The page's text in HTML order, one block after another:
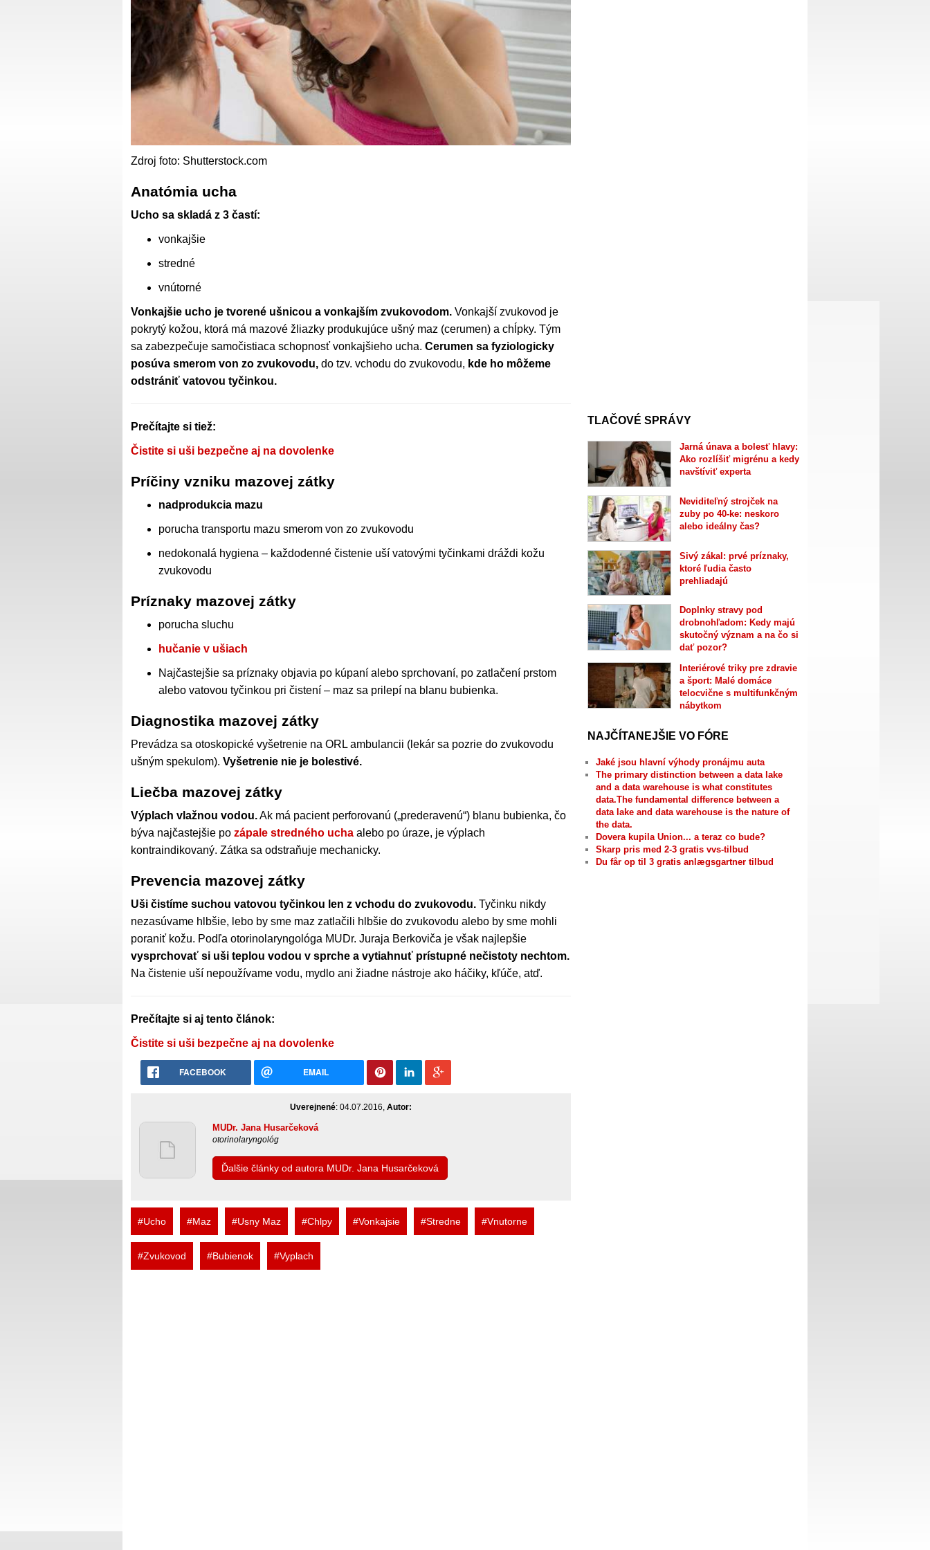
Zdroj foto: Shutterstock.com
Anatómia ucha
Ucho sa skladá z 3 častí:
vonkajšie
stredné
vnútorné
Vonkajšie ucho je tvorené ušnicou a vonkajším zvukovodom. Vonkajší zvukovod je
pokrytý kožou, ktorá má mazové žliazky produkujúce ušný maz (cerumen) a chĺpky. Tým
sa zabezpečuje samočistiaca schopnosť vonkajšieho ucha. Cerumen sa fyziologicky
posúva smerom von zo zvukovodu, do tzv. vchodu do zvukovodu, kde ho môžeme
odstrániť vatovou tyčinkou.
Prečítajte si tiež:
Čistite si uši bezpečne aj na dovolenke
Príčiny vzniku mazovej zátky
nadprodukcia mazu
porucha transportu mazu smerom von zo zvukovodu
nedokonalá hygiena – každodenné čistenie uší vatovými tyčinkami dráždi kožu
zvukovodu
Príznaky mazovej zátky
porucha sluchu
hučanie v ušiach
Najčastejšie sa príznaky objavia po kúpaní alebo sprchovaní, po zatlačení prstom
alebo vatovou tyčinkou pri čistení – maz sa prilepí na blanu bubienka.
Diagnostika mazovej zátky
Prevádza sa otoskopické vyšetrenie na ORL ambulancii (lekár sa pozrie do zvukovodu
ušným spekulom). Vyšetrenie nie je bolestivé.
Liečba mazovej zátky
Výplach vlažnou vodou.Ak má pacient perforovanú („prederavenú“) blanu bubienka, čo
býva najčastejšie po zápale stredného ucha alebo po úraze, je výplach
kontraindikovaný. Zátka sa odstraňuje mechanicky.
Prevencia mazovej zátky
Uši čistíme suchou vatovou tyčinkou len z vchodu do zvukovodu. Tyčinku nikdy
nezasúvame hlbšie, lebo by sme maz zatlačili hlbšie do zvukovodu alebo by sme mohli
poraniť kožu. Podľa otorinolaryngológa MUDr. Juraja Berkoviča je však najlepšie
vysprchovať si uši teplou vodou v sprche a vytiahnuť prístupné nečistoty nechtom.
Na čistenie uší nepoužívame vodu, mydlo ani žiadne nástroje ako háčiky, kľúče, atď.
Prečítajte si aj tento článok:
Čistite si uši bezpečne aj na dovolenke
FACEBOOK EMAIL
Uverejnené: 04.07.2016, Autor:
MUDr. Jana Husarčeková
otorinolaryngológ
Ďalšie články od autora MUDr. Jana Husarčeková
#Ucho #Maz #Usny Maz #Chlpy #Vonkajsie #Stredne #Vnutorne
#Zvukovod #Bubienok #Vyplach
TLAČOVÉ SPRÁVY
Jarná únava a bolesť hlavy:
Ako rozlíšiť migrénu a kedy
navštíviť experta
Neviditeľný strojček na
zuby po 40-ke: neskoro
alebo ideálny čas?
Sivý zákal: prvé príznaky,
ktoré ľudia často
prehliadajú
Doplnky stravy pod
drobnohľadom: Kedy majú
skutočný význam a na čo si
dať pozor?
Interiérové triky pre zdravie
a šport: Malé domáce
telocvične s multifunkčným
nábytkom
NAJČÍTANEJŠIE VO FÓRE
Jaké jsou hlavní výhody pronájmu auta
The primary distinction between a data lake
and a data warehouse is what constitutes
data.The fundamental difference between a
data lake and data warehouse is the nature of
the data.
Dovera kupila Union... a teraz co bude?
Skarp pris med 2-3 gratis vvs-tilbud
Du får op til 3 gratis anlægsgartner tilbud